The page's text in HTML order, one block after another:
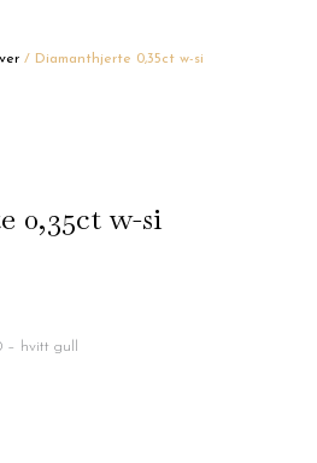
/ Diamanthjerte 0,35ct w-si
0,35ct w-si
– hvitt gull